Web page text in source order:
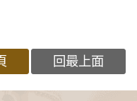
回最上面